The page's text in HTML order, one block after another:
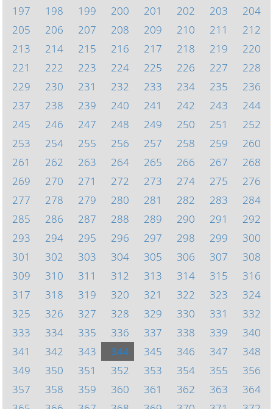
197
198 199 200 201 202 203
204
205
206 207 208 209 210 211
212
213
214 215 216 217 218 219
220
221
222 223 224 225 226 227
228
229
230 231 232 233 234 235
236
237
238 239 240 241 242 243
244
245
246 247 248 249 250 251
252
253
254 255 256 257 258 259
260
261
262 263 264 265 266 267
268
269
270 271 272 273 274 275
276
277
278 279 280 281 282 283
284
285
286 287 288 289 290 291
292
293
294 295 296 297 298 299
300
301
302 303 304 305 306 307
308
309
310 311 312 313 314 315
316
317
318 319 320 321 322 323
324
325
326 327 328 329 330 331
332
333
334 335 336 337 338 339
340
341
342 343 344 345 346 347
348
349
350 351 352 353 354 355
356
357
358 359 360 361 362 363
364